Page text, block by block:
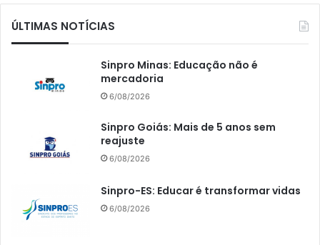
ÚLTIMAS NOTÍCIAS
Sinpro Minas: Educação não é
mercadoria
6/08/2026
Sinpro Goiás: Mais de 5 anos sem
reajuste
6/08/2026
Sinpro-ES: Educar é transformar vidas
6/08/2026